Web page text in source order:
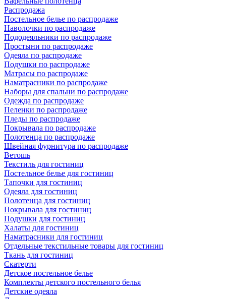
Распродажа
Постельное белье по распродаже
Наволочки по распродаже
Пододеяльники по распродаже
Простыни по распродаже
Одеяла по распродаже
Подушки по распродаже
Матрасы по распродаже
Наматрасники по распродаже
Наборы для спальни по распродаже
Одежда по распродаже
Пеленки по распродаже
Пледы по распродаже
Покрывала по распродаже
Полотенца по распродаже
Швейная фурнитура по распродаже
Ветошь
Текстиль для гостиниц
Постельное белье для гостиниц
Тапочки для гостиниц
Одеяла для гостиниц
Полотенца для гостиниц
Покрывала для гостиниц
Подушки для гостиниц
Халаты для гостиниц
Наматрасники для гостиниц
Отдельные текстильные товары для гостиниц
Ткань для гостиниц
Скатерти
Детское постельное белье
Комплекты детского постельного белья
Детские одеяла